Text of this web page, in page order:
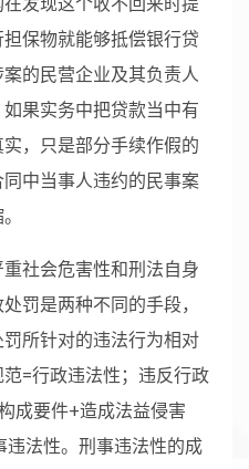
保物就能够抵偿银行贷
的民营企业及其负责人
果实务中把贷款当中有
，只是部分手续作假的
中当事人违约的民事案
社会危害性和刑法自身
罚是两种不同的手段，
所针对的违法行为相对
=行政违法性；违反行政
成要件+造成法益侵害
违法性。刑事违法性的成